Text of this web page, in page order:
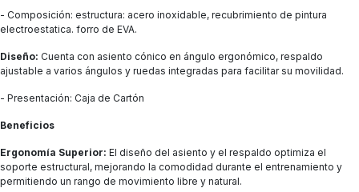
- Composición: estructura: acero inoxidable, recubrimiento de pintura
electroestatica. forro de EVA.
Diseño: Cuenta con asiento cónico en ángulo ergonómico, respaldo
ajustable a varios ángulos y ruedas integradas para facilitar su movilidad.
- Presentación: Caja de Cartón
Beneficios
Ergonomía Superior: El diseño del asiento y el respaldo optimiza el
soporte estructural, mejorando la comodidad durante el entrenamiento y
permitiendo un rango de movimiento libre y natural.